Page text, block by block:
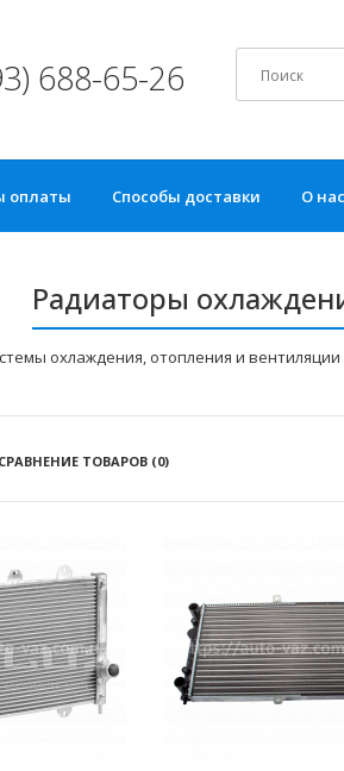
688-65-26
оплаты Способы доставки О нас
Радиаторы
охлаждения, отопления и вентиляции
СРАВНЕНИЕ ТОВАРОВ (0)
(ОНВ) ГАЗ-33027
(КАММИНС) (тип
(LRIC 03029)
3920